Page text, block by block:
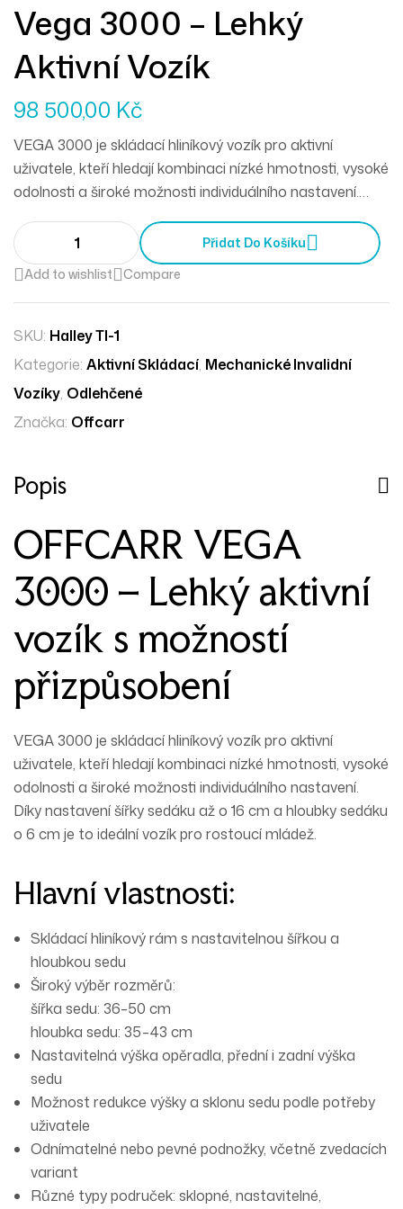
Vega 3000 – Lehký
Aktivní Vozík
98 500,00 Kč
VEGA 3000 je skládací hliníkový vozík pro aktivní
uživatele, kteří hledají kombinaci nízké hmotnosti, vysoké
odolnosti a široké možnosti individuálního nastavení.
o 6 cm je to ideální vozík pro rostoucí mládež.
Přidat Do Košíku
Add to wishlist
Compare
SKU: Halley TI-1
Kategorie: Aktivní Skládací, Mechanické Invalidní
Vozíky, Odlehčené
Značka: Offcarr
Popis
OFFCARR VEGA
3000 – Lehký aktivní
vozík s možností
přizpůsobení
VEGA 3000 je skládací hliníkový vozík pro aktivní
uživatele, kteří hledají kombinaci nízké hmotnosti, vysoké
odolnosti a široké možnosti individuálního nastavení.
Díky nastavení šířky sedáku až o 16 cm a hloubky sedáku
o 6 cm je to ideální vozík pro rostoucí mládež.
Hlavní vlastnosti:
Skládací hliníkový rám s nastavitelnou šířkou a
hloubkou sedu
Široký výběr rozměrů:
šířka sedu: 36–50 cm
hloubka sedu: 35–43 cm
Nastavitelná výška opěradla, přední i zadní výška
sedu
Možnostredukce výšky a sklonu sedu podle potřeby
uživatele
Odnímatelné nebo pevné podnožky, včetně zvedacích
variant
Různé typy područek: sklopné, nastavitelné,